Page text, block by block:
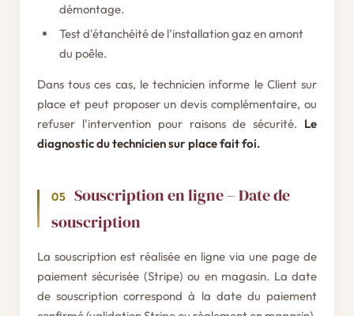
démontage.
Test d'étanchéité de l'installation gaz en amont
du poêle.
Dans tous ces cas, le technicien informe le Client sur
place et peut proposer un devis complémentaire, ou
refuser l'intervention pour raisons de sécurité. Le
diagnostic du technicien sur place fait foi.
05
Souscription en ligne – Date de
souscription
La souscription est réalisée en ligne via une page de
paiement sécurisée (Stripe) ou en magasin. La date
de souscription correspond à la date du paiement